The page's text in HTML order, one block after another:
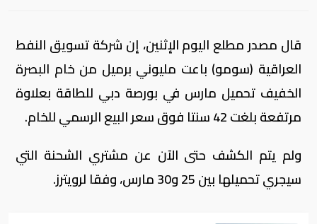
قال مصدر مطلع اليوم الإثنين، إن شركة تسويق النفط
العراقية (سومو) باعت مليوني برميل من خام البصرة
الخفيف تحميل مارس في بورصة دبي للطاقة بعلاوة
مرتفعة بلغت 42 سنتا فوق سعر البيع الرسمي للخام.
ولم يتم الكشف حتى الآن عن مشتري الشحنة التي
سيجري تحميلها بين 25 و30 مارس، وفقا لرويترز.